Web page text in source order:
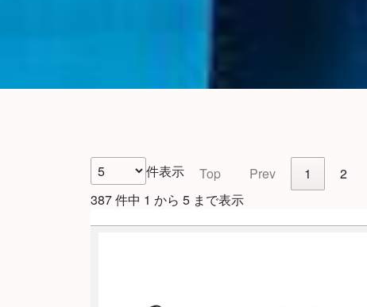
件表示 Top Prev 1 2
387 件中 1 から 5 まで表示